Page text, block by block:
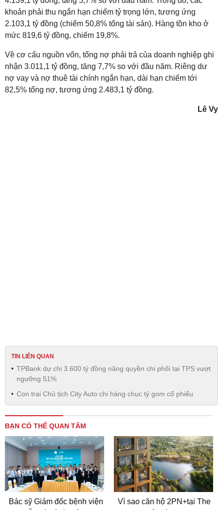
khoản phải thu ngắn hạn chiếm tỷ trọng lớn, tương ứng
2.103,1 tỷ đồng (chiếm 50,8% tổng tài sản). Hàng tồn kho ở
mức 819,6 tỷ đồng, chiếm 19,8%.
Về cơ cấu nguồn vốn, tổng nợ phải trả của doanh nghiệp ghi
nhận 3.011,1 tỷ đồng, tăng 7,7% so với đầu năm. Riêng dư
nợ vay và nợ thuê tài chính ngắn hạn, dài hạn chiếm tới
82,5% tổng nợ, tương ứng 2.483,1 tỷ đồng.
Lê Vy
TIN LIÊN QUAN
TPBank dự chi 3.600 tỷ đồng nâng quyền chi phối tại TPS vượt
ngưỡng 51%
Con trai Chủ tịch City Auto chi hàng chục tỷ gom cổ phiếu
BẠN CÓ THỂ QUAN TÂM
Bác sỹ Giám đốc bệnh viện
Vì sao căn hộ 2PN+tại The